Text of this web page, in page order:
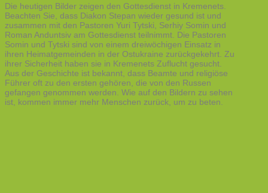
Die heutigen Bilder zeigen den Gottesdienst in Kremenets.
Beachten Sie, dass Diakon Stepan wieder gesund ist und
zusammen mit den Pastoren Yuri Tytski, Serhiy Somin und
Roman Anduntsiv am Gottesdienst teilnimmt. Die Pastoren
Somin und Tytski sind von einem dreiwöchigen Einsatz in
ihren Heimatgemeinden in der Ostukraine zurückgekehrt. Zu
ihrer Sicherheit haben sie in Kremenets Zuflucht gesucht.
Aus der Geschichte ist bekannt, dass Beamte und religiöse
Führer oft zu den ersten gehören, die von den Russen
gefangen genommen werden. Wie auf den Bildern zu sehen
ist, kommen immer mehr Menschen zurück, um zu beten.